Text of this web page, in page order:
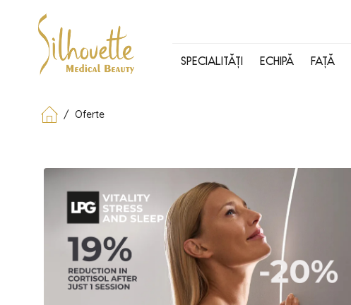
SPECIALITĂȚI ECHIPĂ FAȚĂ
/ Oferte